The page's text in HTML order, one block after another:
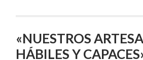
«NUESTROS
HÁBILES Y